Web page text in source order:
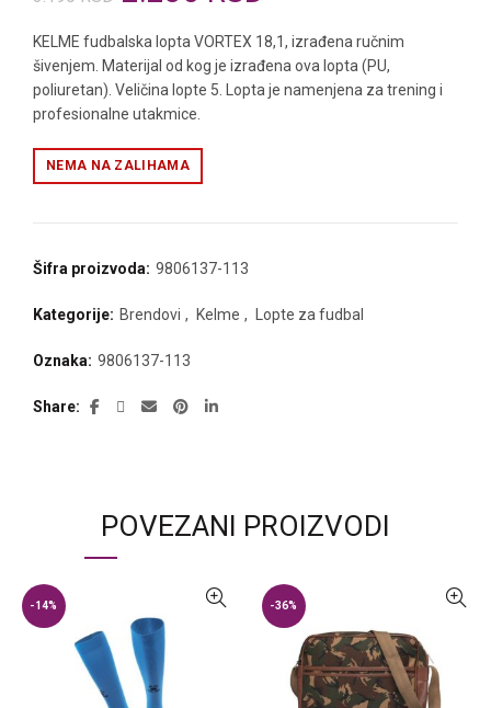
cena
je
3.190 RSD.
cena
je:
KELME fudbalska lopta VORTEX 18,1, izrađena ručnim
šivenjem. Materijal od kog je izrađena ova lopta (PU,
poliuretan). Veličina lopte 5. Lopta je namenjena za trening i
profesionalne utakmice.
NEMA NA ZALIHAMA
Šifra proizvoda: 9806137-113
Kategorije: Brendovi , Kelme , Lopte za fudbal
Oznaka: 9806137-113
Share
POVEZANI PROIZVODI
-14% -36%